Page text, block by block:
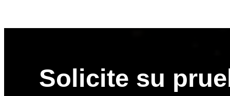
Solicite su